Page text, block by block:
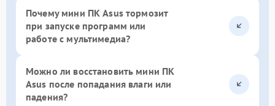
Почему мини ПК Asus тормозит
при запуске программ или
работе с мультимедиа?
Можно ли восстановить мини ПК
Asus после попадания влаги или
падения?